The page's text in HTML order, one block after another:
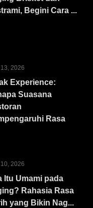
Begini Cara ...
2026
Experience:
Suasana
Rasa
2026
Itu Umami pada
Rahasia Rasa
yang Bikin Nag...